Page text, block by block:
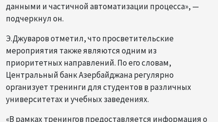
данными и частичной автоматизации процесса», —
подчеркнул он.
Э.Джуваров отметил, что просветительские
мероприятия также являются одним из
приоритетных направлений. По его словам,
Центральный банк Азербайджана регулярно
организует тренинги для студентов в различных
университетах и учебных заведениях.
«В рамках тренингов предоставляется информация о